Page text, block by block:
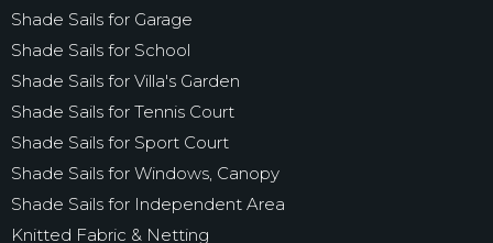
Shade Sails for Garage
Shade Sails for School
Shade Sails for Villa's Garden
Shade Sails for Tennis Court
Shade Sails for Sport Court
Shade Sails for Windows, Canopy
Shade Sails for Independent Area
Knitted Fabric & Netting